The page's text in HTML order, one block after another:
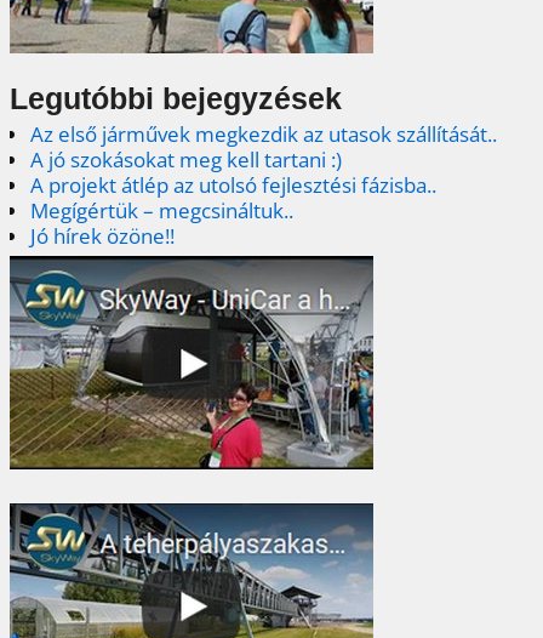
Legutóbbi bejegyzések
Az első járművek megkezdik az utasok szállítását..
A jó szokásokat meg kell tartani :)
A projekt átlép az utolsó fejlesztési fázisba..
Megígértük – megcsináltuk..
Jó hírek özöne!!